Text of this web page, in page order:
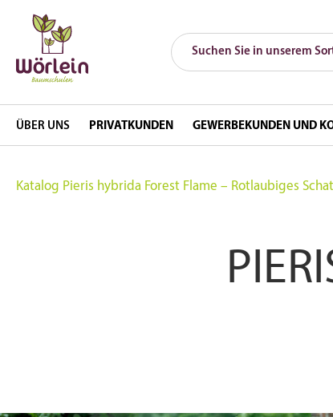
ÜBER UNS PRIVATKUNDEN GEWERBEKUNDEN UND
Katalog Pieris hybrida Forest Flame – Rotlaubiges